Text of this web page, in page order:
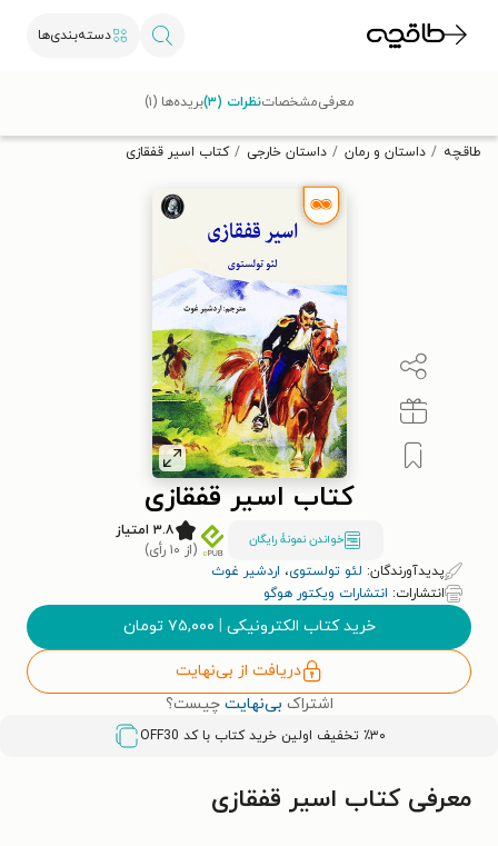
دسته‌بندی‌ها
تخفیف از طاقچه دریافت کن.
طاقچه داستان و رمان داستان خارجی کتاب اسیر قفقازی
کتاب اسیر قفقازی
خواندن نمونۀ رایگان
۳.۸ امتیاز
(از ۱۰ رأی)
پدیدآورندگان: لئو تولستوی، اردشیر غوث
انتشارات: انتشارات ویکتور هوگو
خرید کتاب الکترونیکی | ۷۵,۰۰۰ تومان
دریافت از بی‌نهایت
اشتراک بی‌نهایت چیست؟
٪۳۰ تخفیف اولین خرید کتاب با کد OFF30
معرفیمشخصاتنظرات (۳) بریده‌ها (۱)
معرفی کتاب اسیر قفقازی